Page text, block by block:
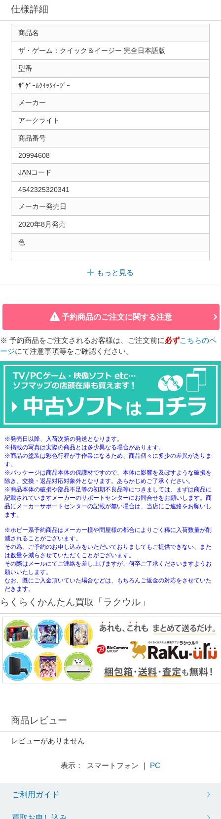
仕様詳細
商品名
ザ・ゲーム：クイック＆イージー 完全日本語版
型番
ｻﾞｹﾞｰﾑｸｲｯｸｲｰｼﾞｰ
メーカー
アークライト
商品番号
20994608
JANコード
4542325320341
メーカー発売日
2020年8月発売
色
もっと見る
予約商品のご注文に関する注意
※ 予約商品をご注文されるお客様は、ご注文前に必ずこちらのペ
ージにて注意事項等をご確認ください。
※発売日以降、入荷次第の発送となります。
※掲載の写真は実際の商品とは多少異なる場合があります。
※商品の塗装は彩色行程が手作業になるため、商品個々に多少の差異がありま
す。
※パッケージは商品本体の保護材ですので、本体に影響を及ぼすような破損を
除き、交換・返品対応対象外となります。あらかじめご了承ください。
※商品本体の破損や部品不足等の初期不良品等につきましては、まずは商品に
記載されていますメーカーのサポートセンターにお問合せをお願いします。商
品にメーカーサポートセンターの記載が無い場合は、当店にご連絡をお願いし
ます。
※ホビー系予約商品はメーカー様や問屋様の都合によりごく稀に入荷数量が削
減されることがございます。
その為、ご予約のお申し込みをいただいておりましてもご提供できない、また
は数量を減らさせていただくことがございます。
その際はメールにてご連絡を差し上げますが、何卒ご了承くださいますようお
願いいたします。
なお、既にご入金頂いていた場合などは、もちろんご返金の対応をさせていた
だきます。
らくらくかんたん買取「ラクウル」
商品レビュー
レビューがありません
表示： スマートフォン ｜ PC
ご利用ガイド